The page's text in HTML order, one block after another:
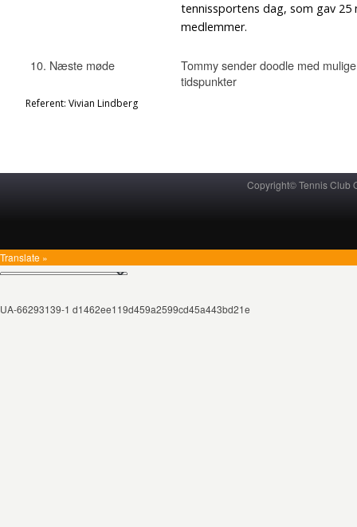
tennissportens dag, som gav 25
medlemmer.
10. Næste møde
Tommy sender doodle med mulige
tidspunkter
Referent: Vivian Lindberg
Copyright© Tennis Club
Translate »
UA-66293139-1 d1462ee119d459a2599cd45a443bd21e